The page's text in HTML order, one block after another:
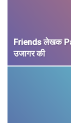
Friends लेखक
उजागर की